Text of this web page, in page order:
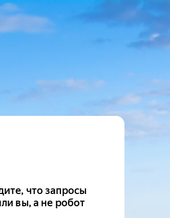
что запросы
вы, а не робот